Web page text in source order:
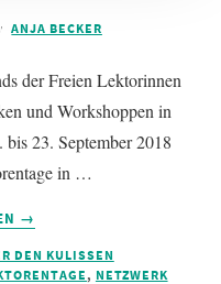
ANJA BECKER
der Freien Lektorinnen
und Workshoppen in
23. September 2018
in …
INFOS
PLUGIN
→
DEN KULISSEN
, NETZWERK